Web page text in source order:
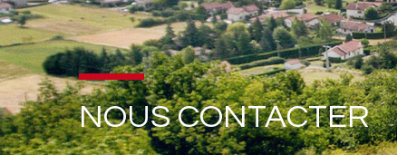
NOUS CONTACTER